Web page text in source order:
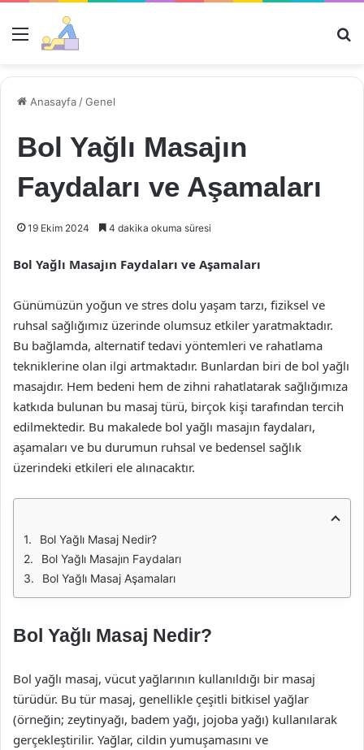
Menü
Anasayfa /Genel
Bol Yağlı Masajın
Faydaları ve Aşamaları
19 Ekim 2024 4 dakika okuma süresi
Bol Yağlı Masajın Faydaları ve Aşamaları
Günümüzün yoğun ve stres dolu yaşam tarzı, fiziksel ve
ruhsal sağlığımız üzerinde olumsuz etkiler yaratmaktadır.
Bu bağlamda, alternatif tedavi yöntemleri ve rahatlama
tekniklerine olan ilgi artmaktadır. Bunlardan biri de bol yağlı
masajdır. Hem bedeni hem de zihni rahatlatarak sağlığımıza
katkıda bulunan bu masaj türü, birçok kişi tarafından tercih
edilmektedir. Bu makalede bol yağlı masajın faydaları,
aşamaları ve bu durumun ruhsal ve bedensel sağlık
üzerindeki etkileri ele alınacaktır.
Bol Yağlı Masaj Nedir?
Bol Yağlı Masajın Faydaları
Bol Yağlı Masaj Aşamaları
Bol Yağlı Masaj Nedir?
Bol yağlı masaj, vücut yağlarının kullanıldığı bir masaj
türüdür. Bu tür masaj, genellikle çeşitli bitkisel yağlar
(örneğin; zeytinyağı, badem yağı, jojoba yağı) kullanılarak
gerçekleştirilir. Yağlar, cildin yumuşamasını ve